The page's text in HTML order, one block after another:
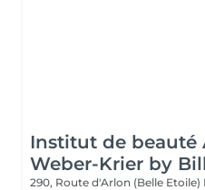
Institut de beauté
Weber-Krier by
290, Route d'Arlon (Belle Etoile)